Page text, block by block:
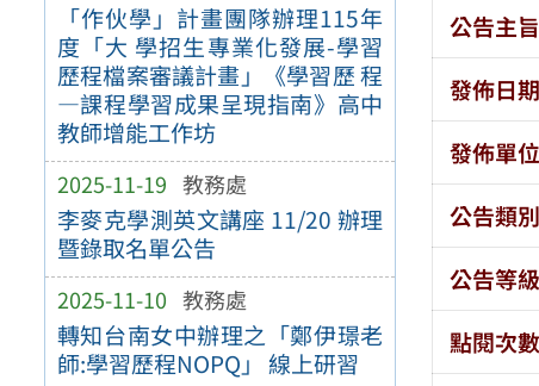
「作伙學」計畫團隊辦理115年
度「大 學招生專業化發展-學習
歷程檔案審議計畫」《學習歷 程
—課程學習成果呈現指南》高中
教師增能工作坊
2025-11-19 教務處
李麥克學測英文講座 11/20 辦理
暨錄取名單公告
2025-11-10 教務處
轉知台南女中辦理之「鄭伊璟老
師:學習歷程NOPQ」 線上研習
公告主旨
發佈日期
發佈單位
公告類別
公告等級
點閱次數